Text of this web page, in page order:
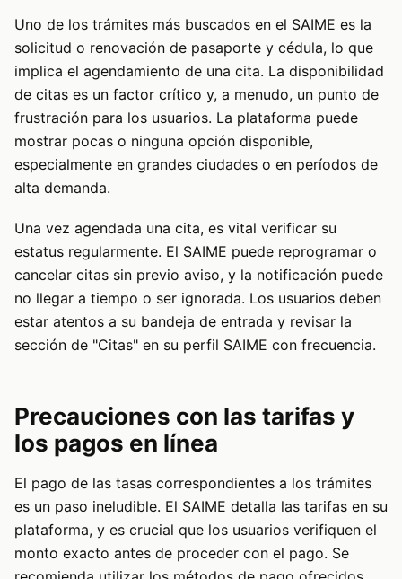
Uno de los trámites más buscados en el SAIME es la
solicitud o renovación de pasaporte y cédula, lo que
implica el agendamiento de una cita. La disponibilidad
de citas es un factor crítico y, a menudo, un punto de
frustración para los usuarios. La plataforma puede
mostrar pocas o ninguna opción disponible,
especialmente en grandes ciudades o en períodos de
alta demanda.
Una vez agendada una cita, es vital verificar su
estatus regularmente. El SAIME puede reprogramar o
cancelar citas sin previo aviso, y la notificación puede
no llegar a tiempo o ser ignorada. Los usuarios deben
estar atentos a su bandeja de entrada y revisar la
sección de "Citas" en su perfil SAIME con frecuencia.
Precauciones con las tarifas y
los pagos en línea
El pago de las tasas correspondientes a los trámites
es un paso ineludible. El SAIME detalla las tarifas en su
plataforma, y es crucial que los usuarios verifiquen el
monto exacto antes de proceder con el pago. Se